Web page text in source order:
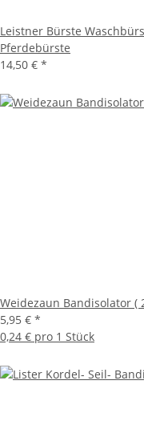
Leistner Bürste
Pferdebürste
14,50 € *
Weidezaun Bandisolator (
5,95 € *
0,24 € pro 1 Stück